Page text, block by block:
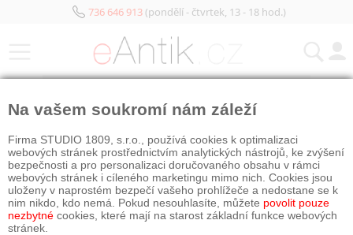
736 646 913(pondělí - čtvrtek, 13 - 18 hod.)
Na vašem soukromí nám záleží
Firma STUDIO 1809, s.r.o., používá cookies k optimalizaci
webových stránek prostřednictvím analytických nástrojů, ke zvýšení
bezpečnosti a pro personalizaci doručovaného obsahu v rámci
webových stránek i cíleného marketingu mimo nich. Cookies jsou
uloženy v naprostém bezpečí vašeho prohlížeče a nedostane se k
nim nikdo, kdo nemá. Pokud nesouhlasíte, můžete povolit pouze
nezbytné cookies, které mají na starost základní funkce webových
stránek.